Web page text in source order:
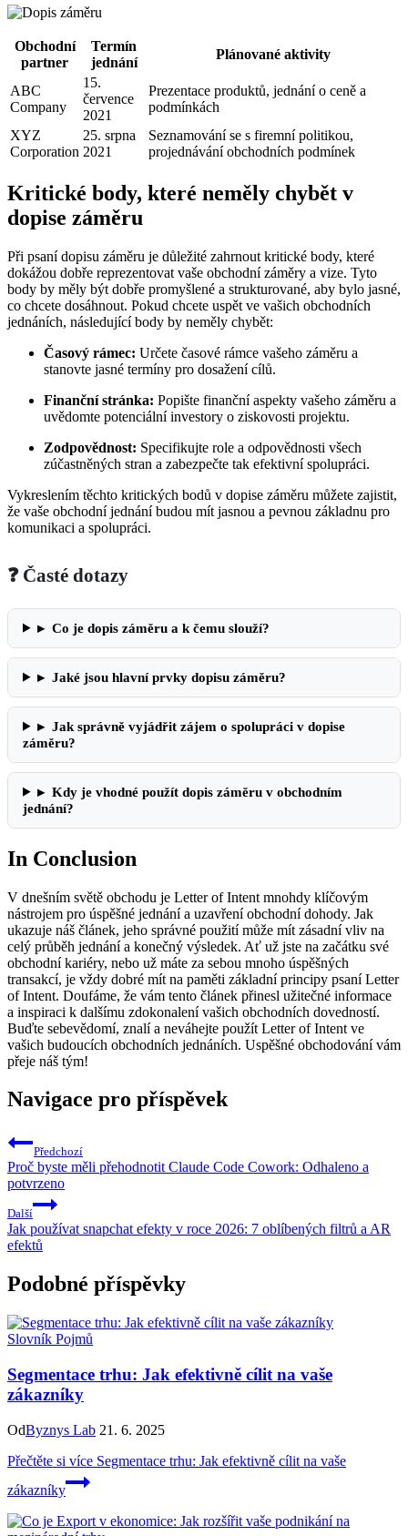
Obchodní
partner
Termín
jednání
Plánované aktivity
ABC
Company
15.
července
2021
Prezentace produktů, jednání o ceně a
podmínkách
XYZ
Corporation
25. srpna
2021
Seznamování se s firemní politikou,
projednávání obchodních podmínek
Kritické body, které neměly chybět v
dopise záměru
Při psaní dopisu záměru je důležité zahrnout kritické body, které
dokážou dobře reprezentovat vaše obchodní záměry a vize. Tyto
body by měly být dobře promyšlené a strukturované, aby bylo jasné,
co chcete dosáhnout. Pokud chcete uspět ve vašich obchodních
jednáních, následující body by neměly chybět:
Časový rámec: Určete časové rámce vašeho záměru a
stanovte jasné termíny pro dosažení cílů.
Finanční stránka: Popište finanční aspekty vašeho záměru a
uvědomte potenciální investory o ziskovosti projektu.
Zodpovědnost: Specifikujte role a odpovědnosti všech
zúčastněných stran a zabezpečte tak efektivní spolupráci.
Vykreslením těchto kritických bodů v dopise záměru můžete zajistit,
že vaše obchodní jednání budou mít jasnou a pevnou základnu pro
komunikaci a spolupráci.
❓ Časté dotazy
▸ Co je dopis záměru a k čemu slouží?
▸ Jaké jsou hlavní prvky dopisu záměru?
▸ Jak správně vyjádřit zájem o spolupráci v dopise
záměru?
▸ Kdy je vhodné použít dopis záměru v obchodním
jednání?
In Conclusion
V dnešním světě obchodu je Letter of Intent mnohdy klíčovým
nástrojem pro úspěšné jednání a uzavření obchodní dohody. Jak
ukazuje náš článek, jeho správné použití může mít zásadní vliv na
celý průběh jednání a konečný výsledek. Ať už jste na začátku své
obchodní kariéry, nebo už máte za sebou mnoho úspěšných
transakcí, je vždy dobré mít na paměti základní principy psaní Letter
of Intent. Doufáme, že vám tento článek přinesl užitečné informace
a inspiraci k dalšímu zdokonalení vašich obchodních dovedností.
Buďte sebevědomí, znalí a neváhejte použít Letter of Intent ve
vašich budoucích obchodních jednáních. Uspěšné obchodování vám
přeje náš tým!
Navigace pro příspěvek
Předchozí
Proč byste měli přehodnotit Claude Code Cowork: Odhaleno a
potvrzeno
Další
Jak používat snapchat efekty v roce 2026: 7 oblíbených filtrů a AR
efektů
Podobné příspěvky
Slovník Pojmů
Segmentace trhu: Jak efektivně cílit na vaše
zákazníky
OdByznys Lab 21. 6. 2025
Přečtěte si více Segmentace trhu: Jak efektivně cílit na vaše
zákazníky